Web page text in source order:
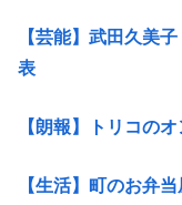
【芸能】武田久美
表
【朗報】トリコの
【生活】町のお弁